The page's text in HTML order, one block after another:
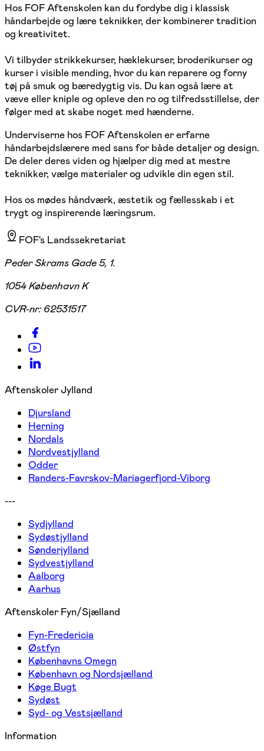
Hos FOF Aftenskolen kan du fordybe dig i klassisk
håndarbejde og lære teknikker, der kombinerer tradition
og kreativitet.
Vi tilbyder strikkekurser, hæklekurser, broderikurser og
kurser i visible mending, hvor du kan reparere og forny
tøj på smuk og bæredygtig vis. Du kan også lære at
væve eller kniple og opleve den ro og tilfredsstillelse, der
følger med at skabe noget med hænderne.
Underviserne hos FOF Aftenskolen er erfarne
håndarbejdslærere med sans for både detaljer og design.
De deler deres viden og hjælper dig med at mestre
teknikker, vælge materialer og udvikle din egen stil.
Hos os mødes håndværk, æstetik og fællesskab i et
trygt og inspirerende læringsrum.
FOF's Landssekretariat
Peder Skrams Gade 5, 1.
1054 København K
CVR-nr: 62531517
Aftenskoler Jylland
Djursland
Herning
Nordals
Nordvestjylland
Odder
Randers-Favrskov-Mariagerfjord-Viborg
---
Sydjylland
Sydøstjylland
Sønderjylland
Sydvestjylland
Aalborg
Aarhus
Aftenskoler Fyn/Sjælland
Fyn-Fredericia
Østfyn
Københavns Omegn
København og Nordsjælland
Køge Bugt
Sydøst
Syd- og Vestsjælland
Information